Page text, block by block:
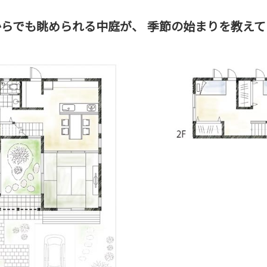
でも眺められる中庭が、 季節の始まりを教え